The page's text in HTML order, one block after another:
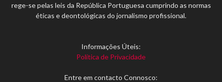
rege-se pelas leis da República Portuguesa cumprindo as normas
éticas e deontológicas do jornalismo profissional.
Informações Úteis:
Política de Privacidade
Entre em contacto Connosco: